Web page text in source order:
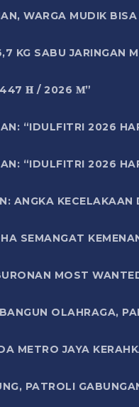
WARGA MUDIK
KG SABU JARINGAN
1447 𝐇 / 2026 𝐌”
“IDULFITRI 2026
“IDULFITRI 2026
ANGKA
SEMANGAT
MOST
OLAHRAGA,
METRO JAYA
PATROLI